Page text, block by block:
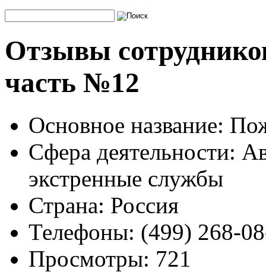
Отзывы
часть №12
Основное название:
Сфера деятельности:
экстренные службы
Страна: Россия
Телефоны: (499) 268-
Просмотры: 721